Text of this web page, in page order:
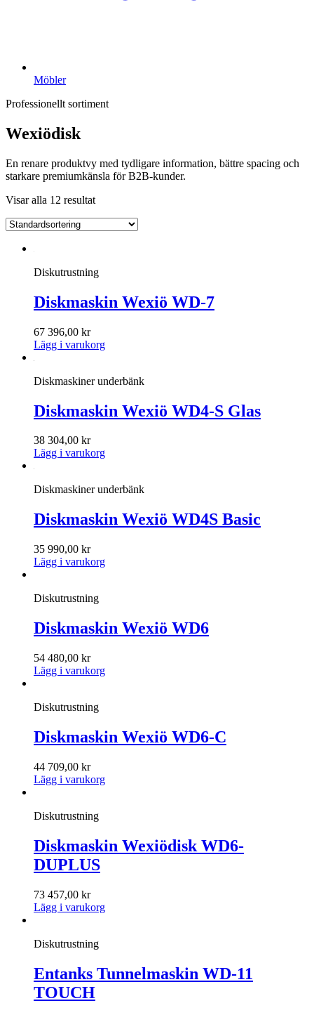
Möbler
Professionellt sortiment
Wexiödisk
En renare produktvy med tydligare information, bättre spacing och
starkare premiumkänsla för B2B-kunder.
Visar alla 12 resultat
Diskutrustning
Diskmaskin Wexiö WD-7
67 396,00 kr
Lägg i varukorg
Diskmaskiner underbänk
Diskmaskin Wexiö WD4-S Glas
38 304,00 kr
Lägg i varukorg
Diskmaskiner underbänk
Diskmaskin Wexiö WD4S Basic
35 990,00 kr
Lägg i varukorg
Diskutrustning
Diskmaskin Wexiö WD6
54 480,00 kr
Lägg i varukorg
Diskutrustning
Diskmaskin Wexiö WD6-C
44 709,00 kr
Lägg i varukorg
Diskutrustning
Diskmaskin Wexiödisk WD6-
DUPLUS
73 457,00 kr
Lägg i varukorg
Diskutrustning
Entanks Tunnelmaskin WD-11
TOUCH